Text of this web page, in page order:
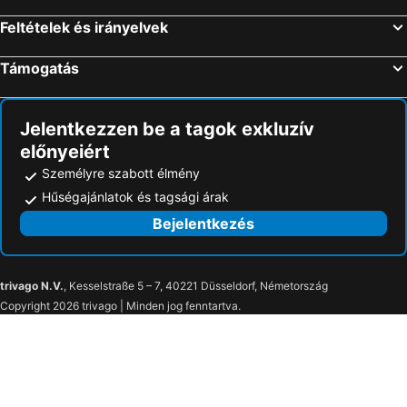
Feltételek és irányelvek
Támogatás
Jelentkezzen be a tagok exkluzív
előnyeiért
Személyre szabott élmény
Hűségajánlatok és tagsági árak
Bejelentkezés
trivago N.V., Kesselstraße 5 – 7, 40221 Düsseldorf, Németország
Copyright 2026 trivago | Minden jog fenntartva.